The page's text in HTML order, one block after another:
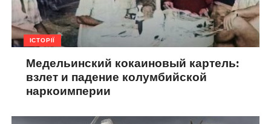
ІСТОРІЇ
Медельинский кокаиновый картель:
взлет и падение колумбийской
наркоимперии